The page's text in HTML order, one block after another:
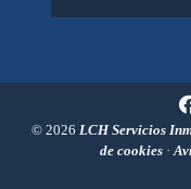
© 2026 LCH Servicios
de cookies ·